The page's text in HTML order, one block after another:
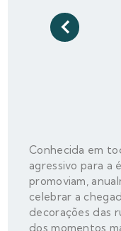
Conhecida em
agressivo para a
promoviam,
celebrar a
decorações das
dos momentos